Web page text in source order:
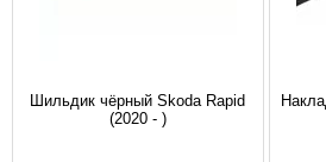
Шильдик чёрный Skoda Rapid
(2020 - )